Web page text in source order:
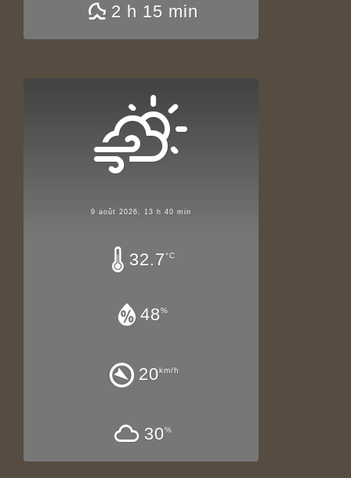
2 h 15 min
9 août 2026, 13 h 40 min
32.7°C
48%
20km/h
30%